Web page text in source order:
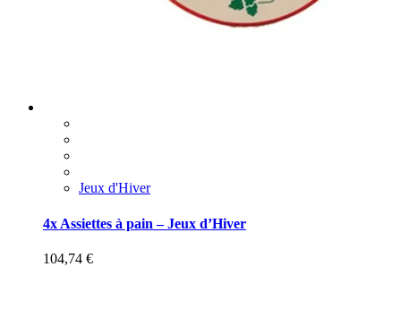
Jeux d'Hiver
4x Assiettes à pain – Jeux d’Hiver
104,74 €